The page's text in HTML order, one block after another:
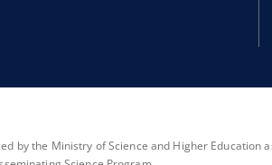
by the Ministry of Science and Higher Education